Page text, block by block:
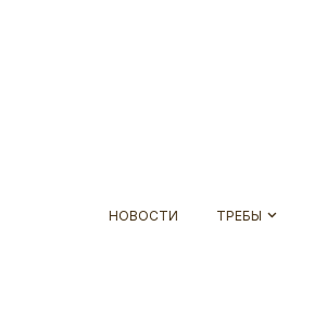
НОВОСТИ ТРЕБЫ